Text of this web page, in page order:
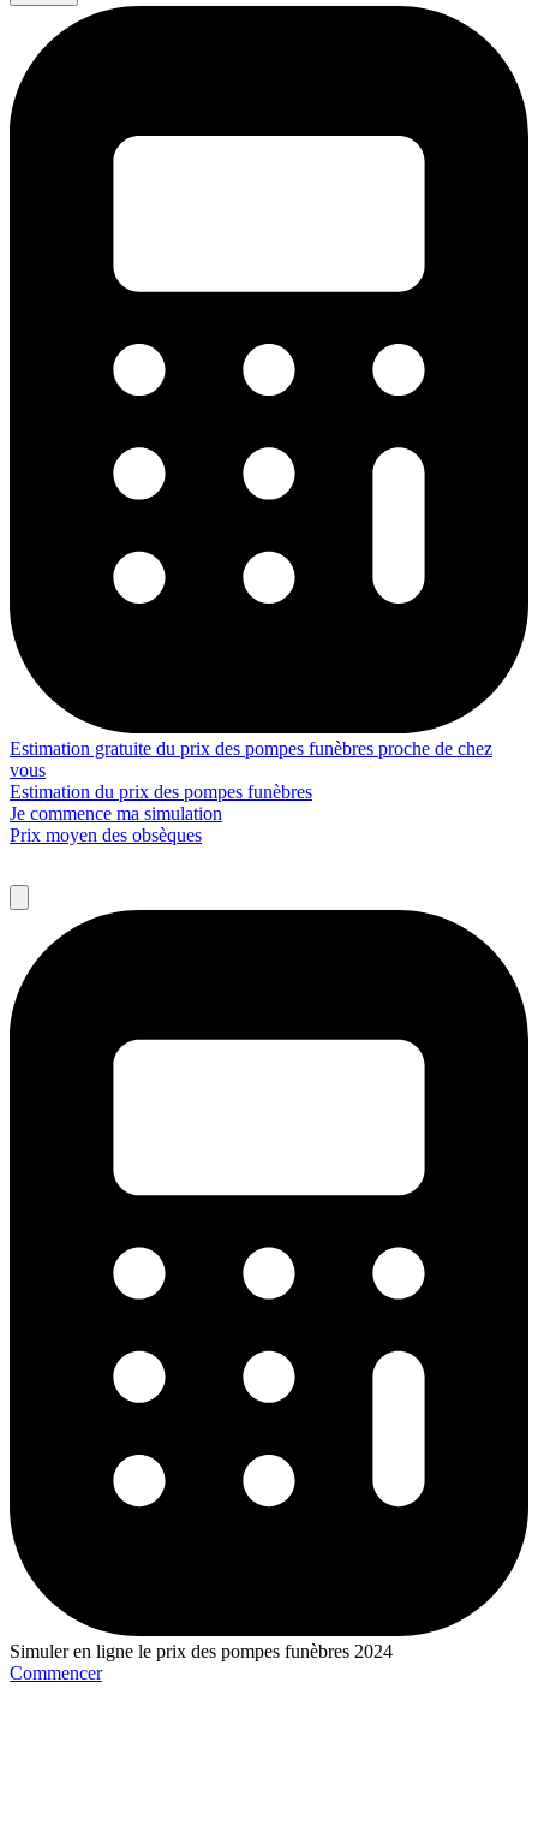
Estimation gratuite du prix des pompes funèbres proche de chez
vous
Estimation du prix des pompes funèbres
Je commence ma simulation
Prix moyen des obsèques
Simuler en ligne le prix des pompes funèbres 2024
Commencer